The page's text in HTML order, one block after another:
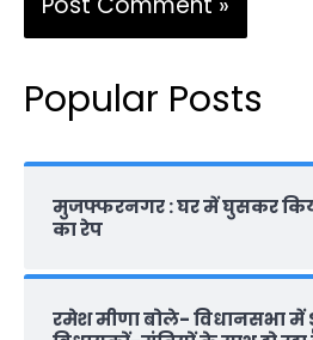
Popular Posts
मुजफ्फरनगर : घर में घुसकर
का रेप
रमेश मीणा बोले- विधानसभा